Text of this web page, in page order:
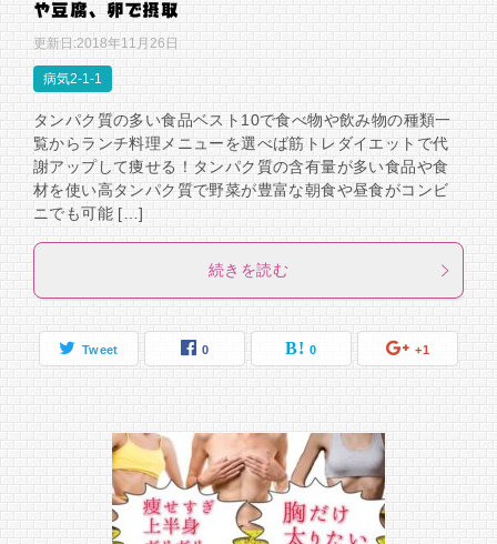
や豆腐、卵で摂取
更新日:2018年11月26日
病気2-1-1
タンパク質の多い食品ベスト10で食べ物や飲み物の種類一
覧からランチ料理メニューを選べば筋トレダイエットで代
謝アップして痩せる！タンパク質の含有量が多い食品や食
材を使い高タンパク質で野菜が豊富な朝食や昼食がコンビ
ニでも可能 […]
続きを読む
Tweet 0 0 +1